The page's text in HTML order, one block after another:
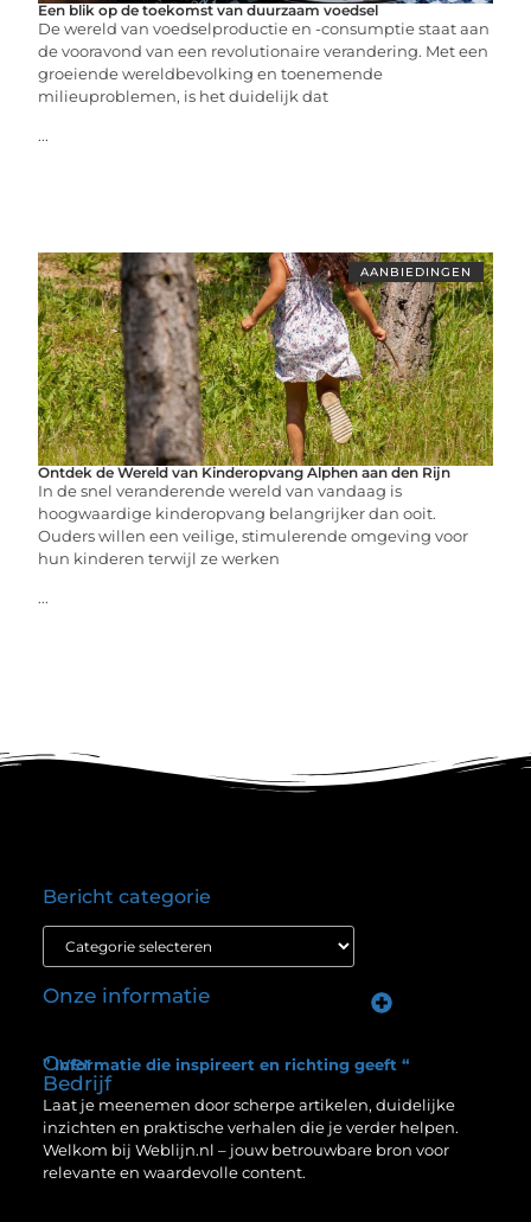
Een blik op de toekomst van duurzaam voedsel
De wereld van voedselproductie en -consumptie staat aan
de vooravond van een revolutionaire verandering. Met een
groeiende wereldbevolking en toenemende
milieuproblemen, is het duidelijk dat
...
AANBIEDINGEN
Ontdek de Wereld van Kinderopvang Alphen aan den Rijn
In de snel veranderende wereld van vandaag is
hoogwaardige kinderopvang belangrijker dan ooit.
Ouders willen een veilige, stimulerende omgeving voor
hun kinderen terwijl ze werken
...
Over
Bedrijf
” Informatie die inspireert en richting geeft “
Laat je meenemen door scherpe artikelen, duidelijke
inzichten en praktische verhalen die je verder helpen.
Welkom bij Weblijn.nl – jouw betrouwbare bron voor
relevante en waardevolle content.
Onze informatie
Bericht categorie